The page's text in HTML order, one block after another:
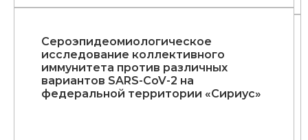
Сероэпидеомиологическое
исследование коллективного
иммунитета против различных
вариантов SARS-CoV-2 на
федеральной территории «Сириус»